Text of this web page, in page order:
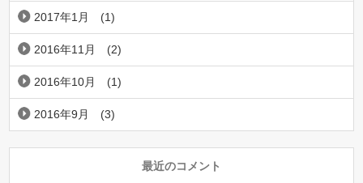
2017年1月 (1)
2016年11月 (2)
2016年10月 (1)
2016年9月 (3)
最近のコメント